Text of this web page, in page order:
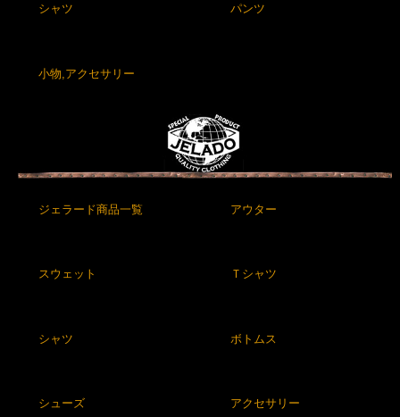
シャツ パンツ
小物,アクセサリー
ジェラード商品一覧 アウター
スウェット Ｔシャツ
シャツ ボトムス
シューズ アクセサリー